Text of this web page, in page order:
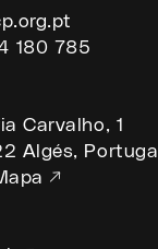
180 785
Carvalho, 1
Algés, Portugal
↗